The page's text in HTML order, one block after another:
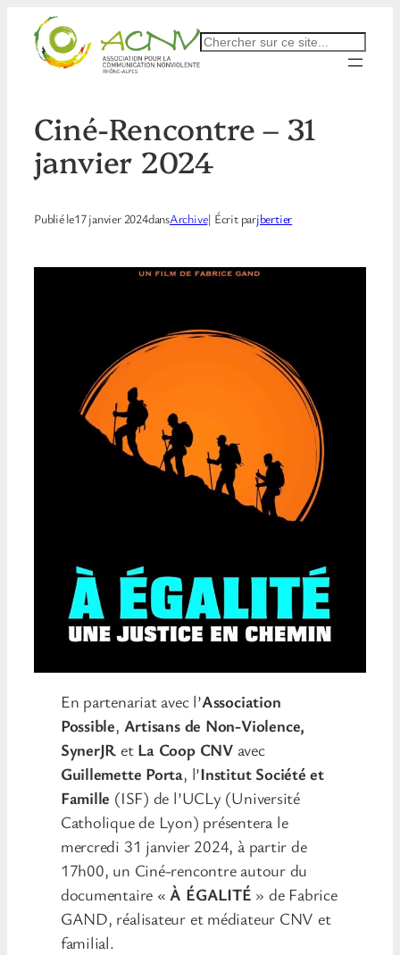
contenu
Rechercher
Ciné-Rencontre – 31
janvier 2024
Publié le17 janvier 2024dansArchive| Écrit parjbertier
En partenariat avec l’Association
Possible, Artisans de Non-Violence,
SynerJR et La Coop CNVavec
Guillemette Porta, l’Institut Société et
Famille (ISF) de l’UCLy (Université
Catholique de Lyon) présentera le
mercredi 31 janvier 2024, à partir de
17h00, un Ciné-rencontre autour du
documentaire «À ÉGALITÉ » de Fabrice
GAND, réalisateur et médiateur CNV et
familial.